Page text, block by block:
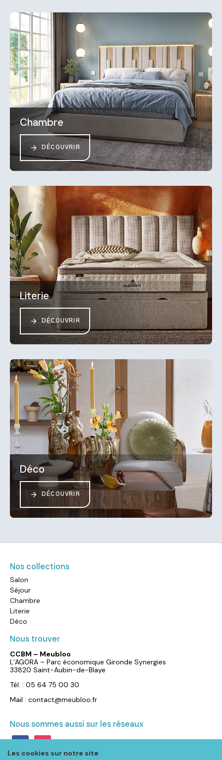
Les cookies sur notre site
Chambre
DÉCOUVRIR
Literie
DÉCOUVRIR
Déco
DÉCOUVRIR
Nos collections
Salon
Séjour
Chambre
Literie
Déco
Nous trouver
CCBM – Meubloo
L’AGORA – Parc économique Gironde Synergies
33820 Saint-Aubin-de-Blaye
Tél. : 05 64 75 00 30
Mail : contact@meubloo.fr
Nous sommes aussi sur les réseaux
facebookinstagram